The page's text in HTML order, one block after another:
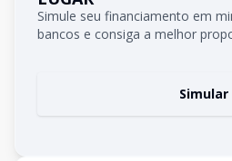
Simule seu financiamento em
bancos e consiga a melhor
Simular